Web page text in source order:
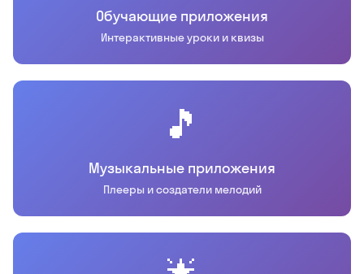
Обучающие приложения
Интерактивные уроки и квизы
🎵
Музыкальные приложения
Плееры и создатели мелодий